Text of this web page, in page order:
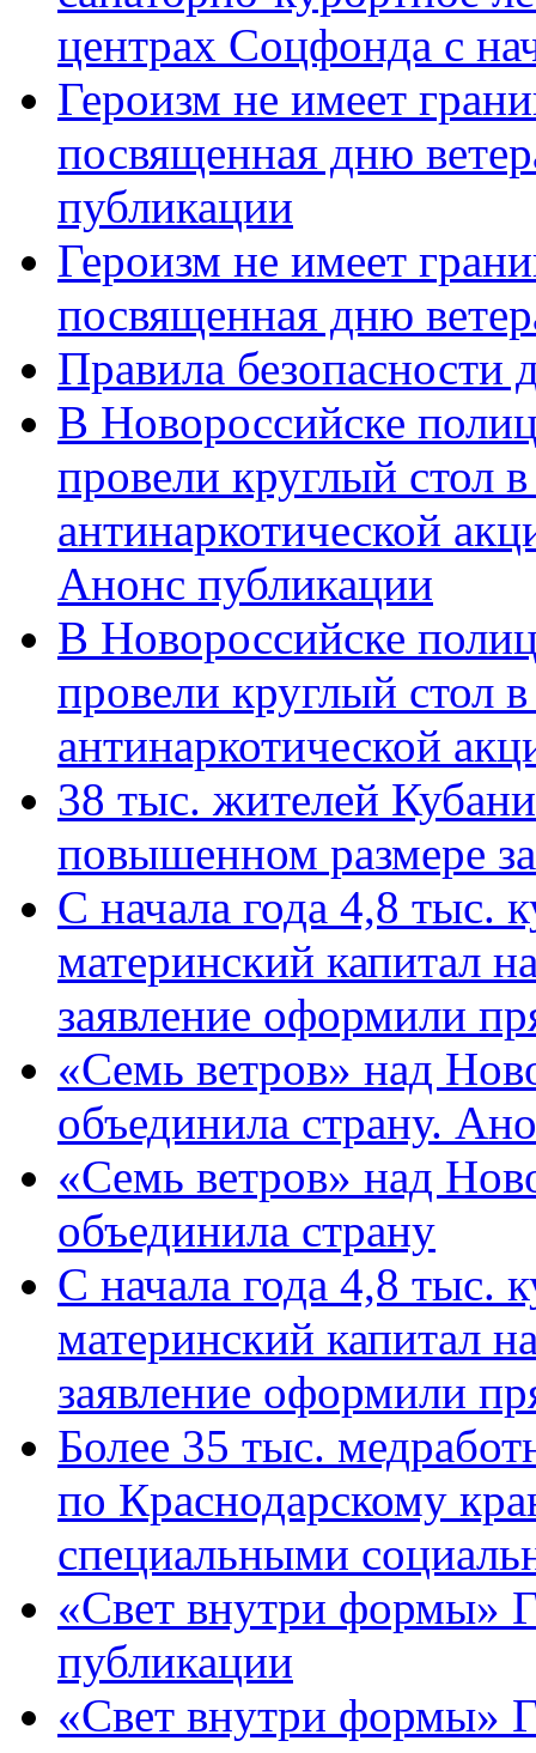
центрах Соцфонда с
Героизм не имеет
посвященная дню
публикации
Героизм не имеет
посвященная дню
Правила безопасности
В Новороссийске
провели круглый стол
антинаркотической
Анонс публикации
В Новороссийске
провели круглый стол
антинаркотической
38 тыс. жителей
повышенном размере
С начала года 4,8 тыс.
материнский капитал
заявление оформили
«Семь ветров» над
объединила страну.
«Семь ветров» над
объединила страну
С начала года 4,8 тыс.
материнский капитал
заявление оформили
Более 35 тыс.
по Краснодарскому
специальными
«Свет внутри формы»
публикации
«Свет внутри формы»